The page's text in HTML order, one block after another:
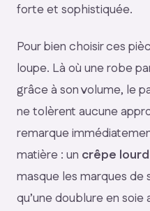
forte et sophistiquée.
Pour bien choisir ces
loupe. Là où une robe
grâce à son volume, le
ne tolèrent aucune
remarque
matière : un crêpe lourd
masque les marques
qu’une doublure en